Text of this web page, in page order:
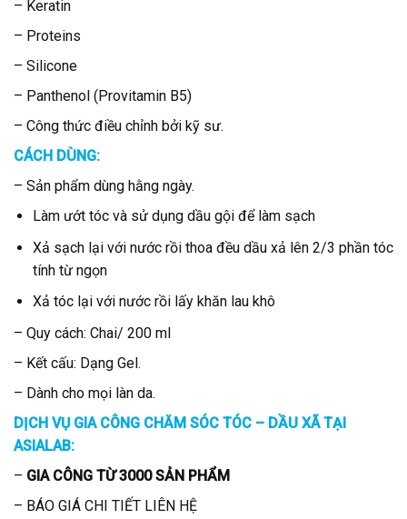
– Keratin
– Proteins
– Silicone
– Panthenol (Provitamin B5)
– Công thức điều chỉnh bởi kỹ sư.
CÁCH DÙNG:
– Sản phẩm dùng hằng ngày.
Làm ướt tóc và sử dụng dầu gội để làm sạch
Xả sạch lại với nước rồi thoa đều dầu xả lên 2/3 phần tóc
tính từ ngọn
Xả tóc lại với nước rồi lấy khăn lau khô
– Quy cách: Chai/ 200 ml
– Kết cấu: Dạng Gel.
– Dành cho mọi làn da.
DỊCH VỤ GIA CÔNG CHĂM SÓC TÓC – DẦU XÃ TẠI
ASIALAB:
– GIA CÔNG TỪ 3000 SẢN PHẨM
– BÁO GIÁ CHI TIẾT LIÊN HỆ